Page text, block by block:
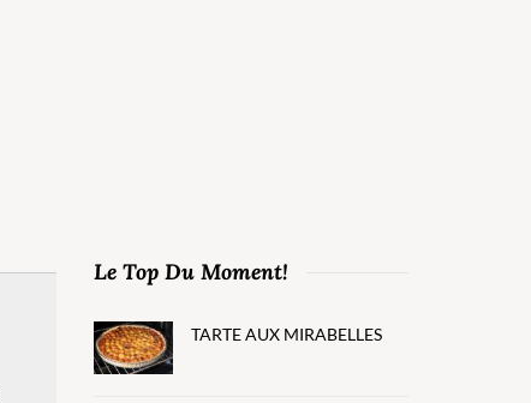
Le Top Du Moment!
TARTE AUX MIRABELLES